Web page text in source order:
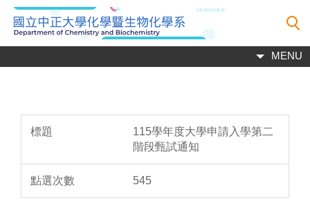
跳
到
主
MENU
115學年度大學申請入學第二
階段甄試通知
545